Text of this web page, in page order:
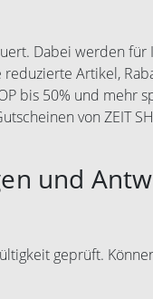
Dabei werden für
Artikel,
bis 50% und mehr
von ZEIT
und
geprüft.